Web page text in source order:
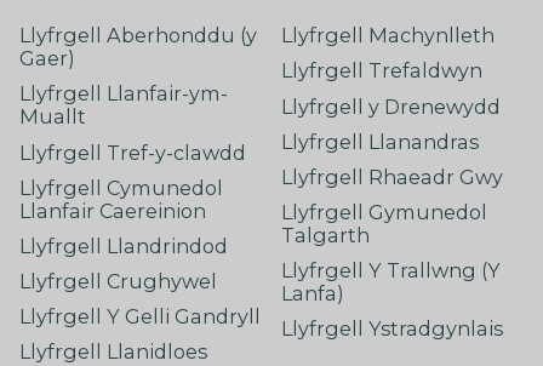
Llyfrgell Aberhonddu (y
Gaer)
Llyfrgell Llanfair-ym-
Muallt
Llyfrgell Tref-y-clawdd
Llyfrgell Cymunedol
Llanfair Caereinion
Llyfrgell Llandrindod
Llyfrgell Crughywel
Llyfrgell Y Gelli Gandryll
Llyfrgell Llanidloes
Llyfrgell Machynlleth
Llyfrgell Trefaldwyn
Llyfrgell y Drenewydd
Llyfrgell Llanandras
Llyfrgell Rhaeadr Gwy
Llyfrgell Gymunedol
Talgarth
Llyfrgell Y Trallwng (Y
Lanfa)
Llyfrgell Ystradgynlais